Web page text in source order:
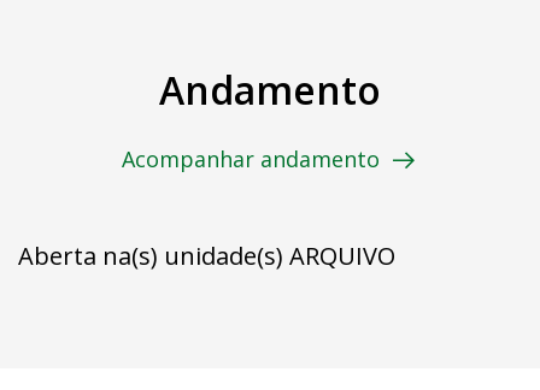
Andamento
Acompanhar andamento
Aberta na(s) unidade(s) ARQUIVO